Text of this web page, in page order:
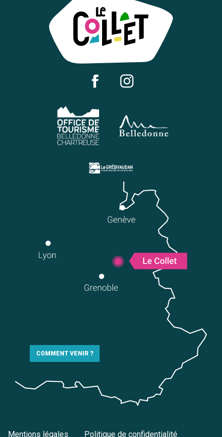
COMMENT VENIR ?
Mentions légales Politique de confidentialité